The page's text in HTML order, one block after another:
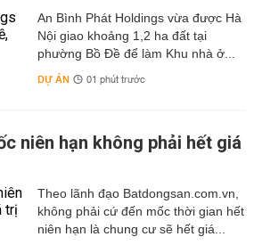
An Bình Phát Holdings vừa được Hà
Nội giao khoảng 1,2 ha đất tại
phường Bồ Đề để làm Khu nhà ở...
DỰ ÁN 01 phút trước
niên hạn không phải hết giá
Theo lãnh đạo Batdongsan.com.vn,
không phải cứ đến mốc thời gian hết
niên hạn là chung cư sẽ hết giá...